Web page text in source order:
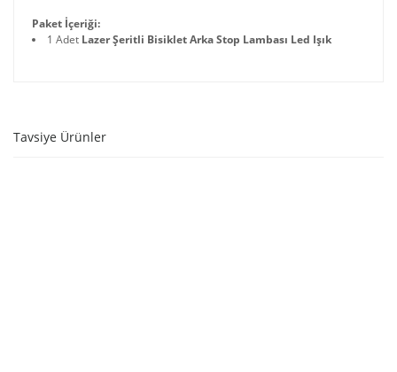
Paket İçeriği:
1 Adet Lazer Şeritli Bisiklet Arka Stop Lambası Led Işık
Tavsiye Ürünler